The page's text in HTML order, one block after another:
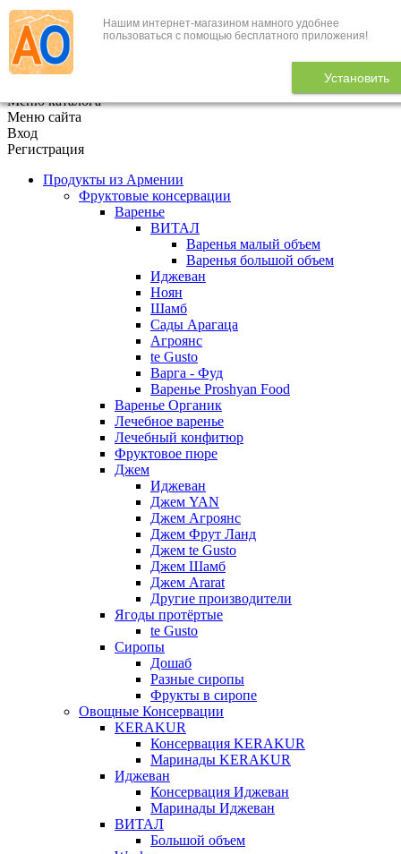
Нашим интернет-магазином намного удобнее
пользоваться с помощью бесплатного приложения!
Установить
+7 (495) 646-888-1
В корзине 0
Меню каталога
Меню сайта
Вход
Регистрация
Продукты из Армении
Фруктовые консервации
Варенье
ВИТАЛ
Варенья малый объем
Варенья большой объем
Иджеван
Ноян
Шамб
Сады Арагаца
Агроянс
te Gusto
Варга - Фуд
Варенье Proshyan Food
Варенье Органик
Лечебное варенье
Лечебный конфитюр
Фруктовое пюре
Джем
Иджеван
Джем YAN
Джем Агроянс
Джем Фрут Ланд
Джем te Gusto
Джем Шамб
Джем Ararat
Другие производители
Ягоды протёртые
te Gusto
Сиропы
Дошаб
Разные сиропы
Фрукты в сиропе
Овощные Консервации
KERAKUR
Консервация KERAKUR
Маринады KERAKUR
Иджеван
Консервация Иджеван
Маринады Иджеван
ВИТАЛ
Большой объем